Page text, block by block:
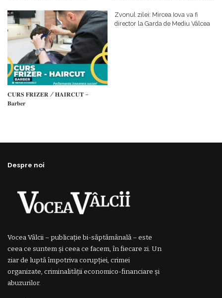
𝗳𝗶𝗻𝗮𝗻𝘁𝗮𝘁𝗼𝗿
𝐂𝐔𝐑𝐒 𝐅𝐑𝐈𝐙𝐄𝐑 / 𝐇𝐀𝐈𝐑𝐂𝐔𝐓 –
𝐁𝐚𝐫𝐛𝐞𝐫
Zvonul zilei: Mircea Iova va fi
director la Garda de Mediu Vâlcea
Despre noi
Vocea Vâlcii – publicație bi-săptămânală – este
ceea ce suntem și ceea ce facem, în fiecare zi. Un
ziar de luptă împotriva corupției, crimei
organizate, criminalității economico-financiare și
abuzurilor.